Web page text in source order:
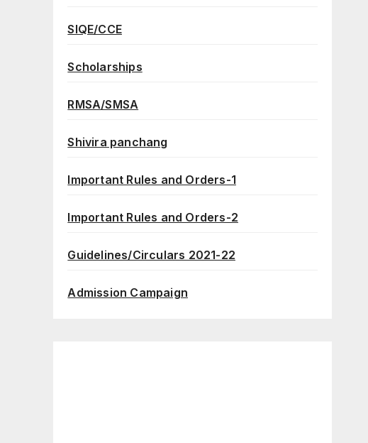
SIQE/CCE
Scholarships
RMSA/SMSA
Shivira panchang
Important Rules and Orders-1
Important Rules and Orders-2
Guidelines/Circulars 2021-22
Admission Campaign